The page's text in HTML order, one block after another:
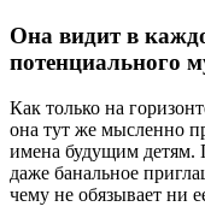
Она видит в
потенциального
Как только на
она тут же мысленно
имена будущим детям.
даже банальное
чему не обязывает ни